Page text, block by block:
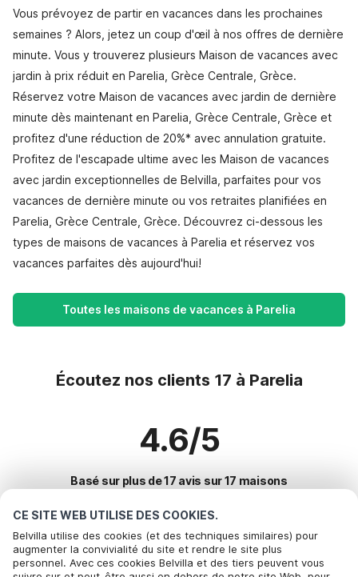
CE SITE WEB UTILISE DES COOKIES.
Belvilla utilise des cookies (et des techniques similaires) pour
augmenter la convivialité du site et rendre le site plus
personnel. Avec ces cookies Belvilla et des tiers peuvent vous
Vous prévoyez de partir en vacances dans les prochaines
semaines ? Alors, jetez un coup d'œil à nos offres de dernière
minute. Vous y trouverez plusieurs Maison de vacances avec
jardin à prix réduit en Parelia, Grèce Centrale, Grèce.
Réservez votre Maison de vacances avec jardin de dernière
minute dès maintenant en Parelia, Grèce Centrale, Grèce et
profitez d'une réduction de 20%* avec annulation gratuite.
Profitez de l'escapade ultime avec les Maison de vacances
avec jardin exceptionnelles de Belvilla, parfaites pour vos
vacances de dernière minute ou vos retraites planifiées en
Parelia, Grèce Centrale, Grèce. Découvrez ci-dessous les
types de maisons de vacances à Parelia et réservez vos
vacances parfaites dès aujourd'hui!
Toutes les maisons de vacances à Parelia
Écoutez nos clients 17 à Parelia
4.6/5
Basé sur plus de 17 avis sur 17 maisons
Destinations les plus populaires pour les
vacances